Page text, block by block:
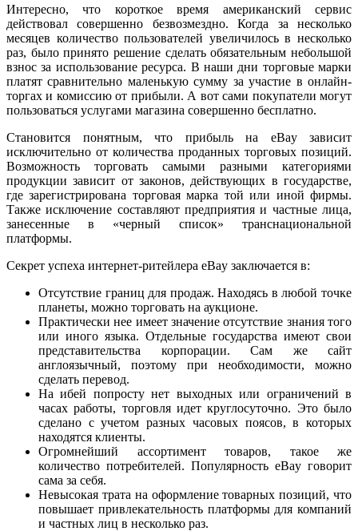
Интересно, что короткое время американский сервис
действовал совершенно безвозмездно. Когда за несколько
месяцев количество пользователей увеличилось в несколько
раз, было принято решение сделать обязательным небольшой
взнос за использование ресурса. В наши дни торговые марки
платят сравнительно маленькую сумму за участие в онлайн-
торгах и комиссию от прибыли. А вот сами покупатели могут
пользоваться услугами магазина совершенно бесплатно.
Становится понятным, что прибыль на eBay зависит
исключительно от количества проданных торговых позиций.
Возможность торговать самыми разными категориями
продукции зависит от законов, действующих в государстве,
где зарегистрирована торговая марка той или иной фирмы.
Также исключение составляют предприятия и частные лица,
занесенные в «черный список» транснациональной
платформы.
Секрет успеха интернет-ритейлера eBay заключается в:
Отсутствие границ для продаж. Находясь в любой точке
планеты, можно торговать на аукционе.
Практически нее имеет значение отсутствие знания того
или иного языка. Отдельные государства имеют свои
представительства корпорации. Сам же сайт
англоязычный, поэтому при необходимости, можно
сделать перевод.
На ибей попросту нет выходных или ограничений в
часах работы, торговля идет круглосуточно. Это было
сделано с учетом разных часовых поясов, в которых
находятся клиенты.
Огромнейший ассортимент товаров, такое же
количество потребителей. Популярность eBay говорит
сама за себя.
Невысокая трата на оформление товарных позиций, что
повышает привлекательность платформы для компаний
и частных лиц в несколько раз.